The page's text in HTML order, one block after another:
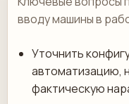
вводу машины в
Уточнить
автоматизацию,
фактическую